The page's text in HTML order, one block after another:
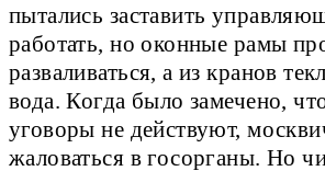
пытались заставить
работать, но оконные рамы
разваливаться, а из кранов
вода. Когда было замечено,
уговоры не действуют,
жаловаться в госорганы. Но